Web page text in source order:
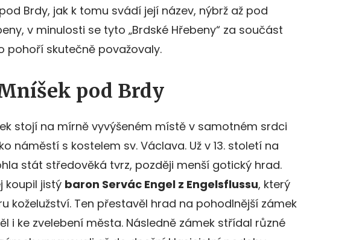
Brdy, jak k tomu svádí její název, nýbrž až pod
v minulosti se tyto „Brdské Hřebeny“ za součást
pohoří skutečně považovaly.
pod Brdy
stojí na mírně vyvýšeném místě v samotném srdci
náměstí s kostelem sv. Václava. Už v 13. století na
stát středověká tvrz, později menší gotický hrad.
koupil jistý baron Servác Engel z Engelsflussu, který
koželužství. Ten přestavěl hrad na pohodlnější zámek
i ke zvelebení města. Následně zámek střídal různé